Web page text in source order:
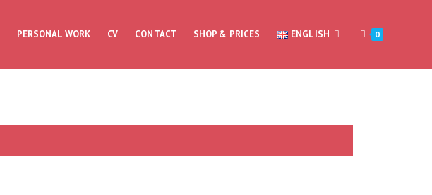
PERSONAL WORK CV CONTACT SHOP & PRICES ENGLISH 0